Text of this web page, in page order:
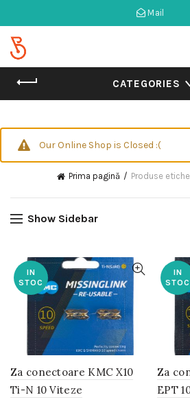
Mail
CATEGORIES
Our Online Shop is Closed :(
Prima pagină Produse
Show Sidebar
IN
STOC
Za conectoare KMC X10
Ti-N 10 Viteze
IN
STOC
Za
EPT